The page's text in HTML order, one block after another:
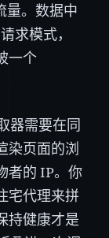
量。数据中
求模式，
一个
器需要在同
染页面的浏
者的 IP。你
宅代理来拼
持健康才是